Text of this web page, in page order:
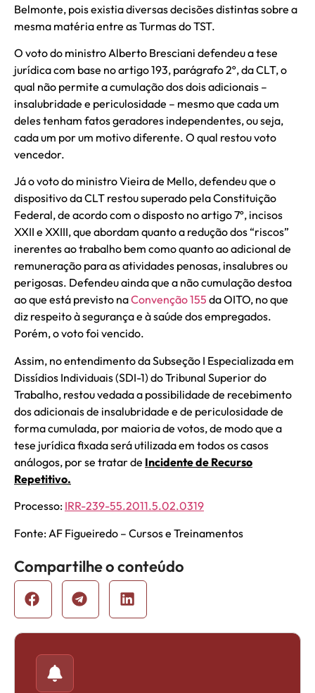
Belmonte, pois existia diversas decisões distintas sobre a
mesma matéria entre as Turmas do TST.
O voto do ministro Alberto Bresciani defendeu a tese
jurídica com base no artigo 193, parágrafo 2º, da CLT, o
qual não permite a cumulação dos dois adicionais –
insalubridade e periculosidade – mesmo que cada um
deles tenham fatos geradores independentes, ou seja,
cada um por um motivo diferente. O qual restou voto
vencedor.
Já o voto do ministro Vieira de Mello, defendeu que o
dispositivo da CLT restou superado pela Constituição
Federal, de acordo com o disposto no artigo 7º, incisos
XXII e XXIII, que abordam quanto a redução dos “riscos”
inerentes ao trabalho bem como quanto ao adicional de
remuneração para as atividades penosas, insalubres ou
perigosas. Defendeu ainda que a não cumulação destoa
ao que está previsto naConvenção 155 da OITO, no que
diz respeito à segurança e à saúde dos empregados.
Porém, o voto foi vencido.
Assim, no entendimento da Subseção I Especializada em
Dissídios Individuais (SDI-1) do Tribunal Superior do
Trabalho, restou vedada a possibilidade de recebimento
dos adicionais de insalubridade e de periculosidade de
forma cumulada, por maioria de votos, de modo que a
tese jurídica fixada será utilizada em todos os casos
análogos, por se tratar de Incidente de Recurso
Repetitivo.
Processo: IRR-239-55.2011.5.02.0319
Fonte: AF Figueiredo – Cursos e Treinamentos
Compartilhe o conteúdo